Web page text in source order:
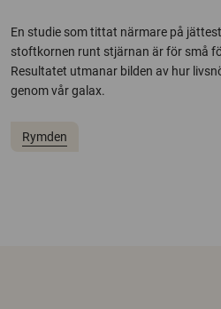
En studie som tittat närmare på
stoftkornen runt stjärnan är för små
Resultatet utmanar bilden av hur
genom vår galax.
Rymden